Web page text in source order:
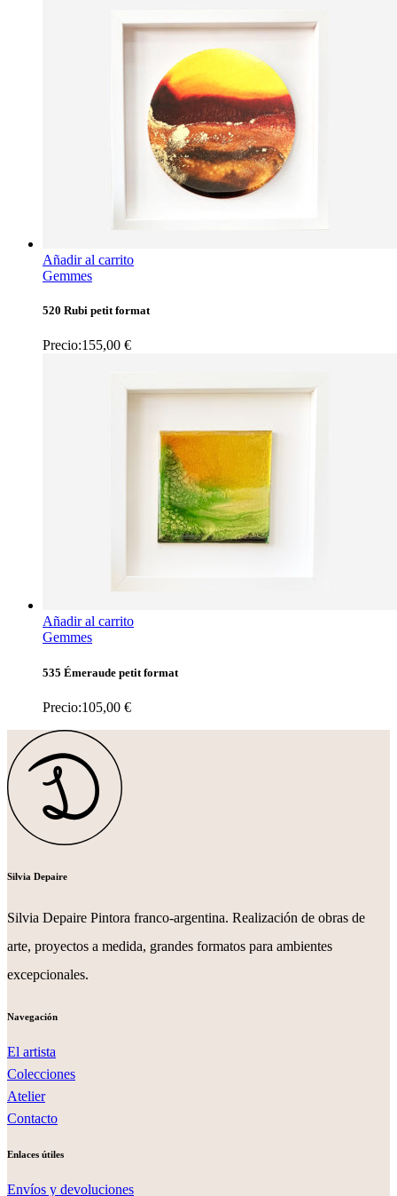
Añadir al carrito
Gemmes
520 Rubi petit format
Precio:155,00 €
Añadir al carrito
Gemmes
535 Émeraude petit format
Precio:105,00 €
Silvia Depaire
Silvia Depaire Pintora franco-argentina. Realización de obras de
arte, proyectos a medida, grandes formatos para ambientes
excepcionales.
Navegación
El artista
Colecciones
Atelier
Contacto
Enlaces útiles
Envíos y devoluciones